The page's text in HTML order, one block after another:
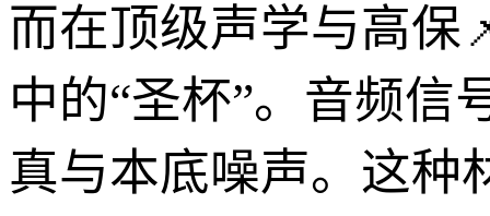
而在顶级声学与高保
中的“圣杯”。音频信
真与本底噪声。这种